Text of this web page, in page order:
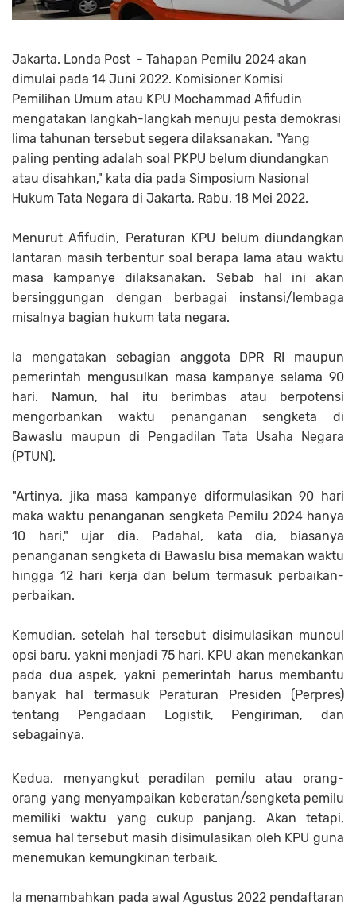
Jakarta. Londa Post - Tahapan Pemilu 2024 akan
dimulai pada 14 Juni 2022. Komisioner Komisi
Pemilihan Umum atau KPU Mochammad Afifudin
mengatakan langkah-langkah menuju pesta demokrasi
lima tahunan tersebut segera dilaksanakan. "Yang
paling penting adalah soal PKPU belum diundangkan
atau disahkan," kata dia pada Simposium Nasional
Hukum Tata Negara di Jakarta, Rabu, 18 Mei 2022.
Menurut Afifudin, Peraturan KPU belum diundangkan
lantaran masih terbentur soal berapa lama atau waktu
masa kampanye dilaksanakan. Sebab hal ini akan
bersinggungan dengan berbagai instansi/lembaga
misalnya bagian hukum tata negara.
Ia mengatakan sebagian anggota DPR RI maupun
pemerintah mengusulkan masa kampanye selama 90
hari. Namun, hal itu berimbas atau berpotensi
mengorbankan waktu penanganan sengketa di
Bawaslu maupun di Pengadilan Tata Usaha Negara
(PTUN).
"Artinya, jika masa kampanye diformulasikan 90 hari
maka waktu penanganan sengketa Pemilu 2024 hanya
10 hari," ujar dia. Padahal, kata dia, biasanya
penanganan sengketa di Bawaslu bisa memakan waktu
hingga 12 hari kerja dan belum termasuk perbaikan-
perbaikan.
Kemudian, setelah hal tersebut disimulasikan muncul
opsi baru, yakni menjadi 75 hari. KPU akan menekankan
pada dua aspek, yakni pemerintah harus membantu
banyak hal termasuk Peraturan Presiden (Perpres)
tentang Pengadaan Logistik, Pengiriman, dan
sebagainya.
Kedua, menyangkut peradilan pemilu atau orang-
orang yang menyampaikan keberatan/sengketa pemilu
memiliki waktu yang cukup panjang. Akan tetapi,
semua hal tersebut masih disimulasikan oleh KPU guna
menemukan kemungkinan terbaik.
Ia menambahkan pada awal Agustus 2022 pendaftaran